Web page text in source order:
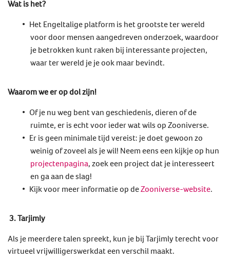
Wat is het?
Het Engeltalige platform is het grootste ter wereld
voor door mensen aangedreven onderzoek, waardoor
je betrokken kunt raken bij interessante projecten,
waar ter wereld je je ook maar bevindt.
Waarom we er op dol zijn!
Of je nu weg bent van geschiedenis, dieren of de
ruimte, er is echt voor ieder wat wils op Zooniverse.
Er is geen minimale tijd vereist: je doet gewoon zo
weinig of zoveel als je wil! Neem eens een kijkje op hun
projectenpagina, zoek een project dat je interesseert
en ga aan de slag!
Kijk voor meer informatie op deZooniverse-website.
3. Tarjimly
Als je meerdere talen spreekt, kun je bij Tarjimly terecht voor
virtueel vrijwilligerswerkdat een verschil maakt.